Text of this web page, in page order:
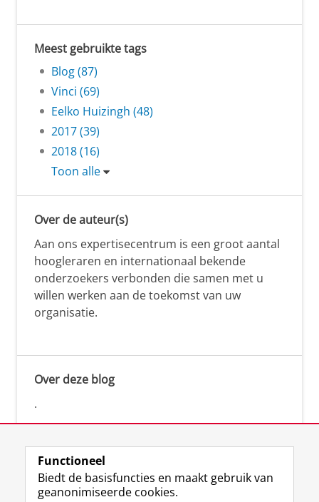
Meest gebruikte tags
Blog (87)
Vinci (69)
Eelko Huizingh (48)
2017 (39)
2018 (16)
Toon alle
Over de auteur(s)
Aan ons expertisecentrum is een groot aantal
hoogleraren en internationaal bekende
onderzoekers verbonden die samen met u
willen werken aan de toekomst van uw
organisatie.
Over deze blog
.
Functioneel
Biedt de basisfuncties en maakt gebruik van
geanonimiseerde cookies.